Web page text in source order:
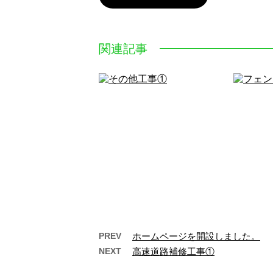
関連記事
その他工事①
PREV ホームページを開設しました。
NEXT 高速道路補修工事①